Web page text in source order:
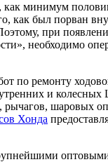
минимум
как был порван
при
необходимо
по ремонту
и
рычагов, шаровых
Хонда